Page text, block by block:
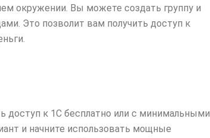
окружении. Вы можете создать группу и
Это позволит вам получить доступ к
доступ к 1С бесплатно или с минимальными
и начните использовать мощные